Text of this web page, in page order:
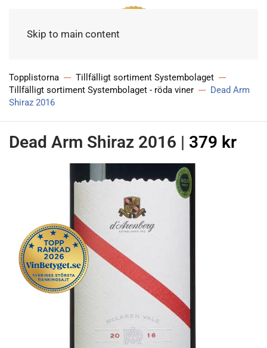
Skip to main content
Meny
Topplistorna
Tillfälligt sortiment Systembolaget
Tillfälligt sortiment Systembolaget - röda viner
Dead Arm
Shiraz 2016
Dead Arm Shiraz 2016 | 379 kr